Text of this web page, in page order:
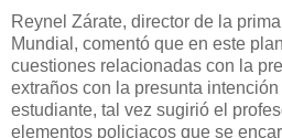
Reynel Zárate, director de la
Mundial, comentó que en este
cuestiones relacionadas con la
extraños con la presunta
estudiante, tal vez sugirió el
elementos policiacos que se